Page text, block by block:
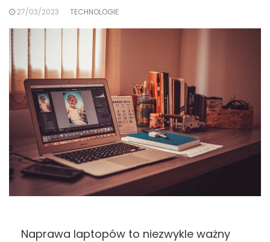
27/03/2023 TECHNOLOGIE
Naprawa laptopów to niezwykle ważny